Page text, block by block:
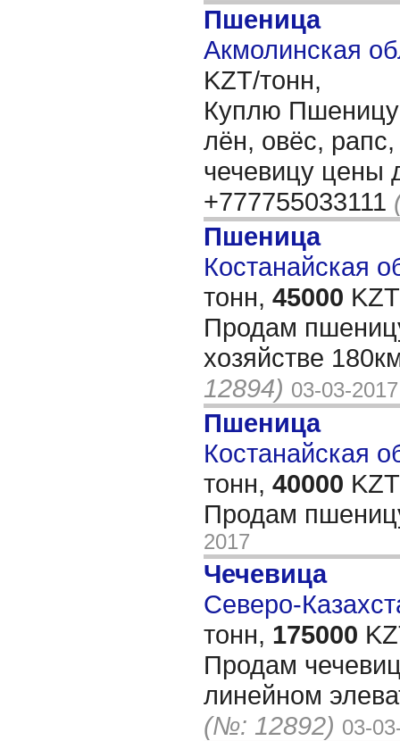
Пшеница
Акмолинская
KZT/тонн,
Куплю Пшеницу
лён, овёс,
чечевицу цены
+777755033111
Пшеница
Костанайская
тонн, 45000
Продам
хозяйстве
12894) 03-03-2017
Пшеница
Костанайская
тонн, 40000
Продам
2017
Чечевица
Северо-
тонн, 175000
Продам
линейном
(№: 12892) 03-